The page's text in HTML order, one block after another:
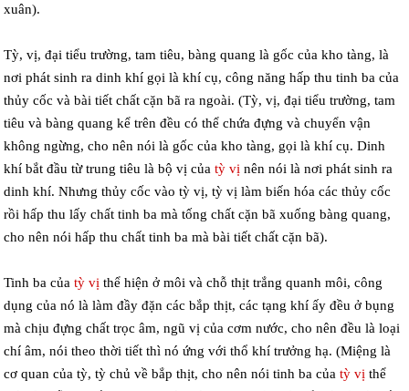
xuân).
Tỳ, vị, đại tiểu trường, tam tiêu, bàng quang là gốc của kho tàng, là
nơi phát sinh ra dinh khí gọi là khí cụ, công năng hấp thu tinh ba của
thủy cốc và bài tiết chất cặn bã ra ngoài. (Tỳ, vị, đại tiểu trường, tam
tiêu và bàng quang kể trên đều có thể chứa đựng và chuyển vận
không ngừng, cho nên nói là gốc của kho tàng, gọi là khí cụ. Dinh
khí bắt đầu từ trung tiêu là bộ vị củatỳ vị nên nói là nơi phát sinh ra
dinh khí. Nhưng thủy cốc vào tỳ vị, tỳ vị làm biến hóa các thủy cốc
rồi hấp thu lấy chất tinh ba mà tống chất cặn bã xuống bàng quang,
cho nên nói hấp thu chất tinh ba mà bài tiết chất cặn bã).
Tinh ba củatỳ vị thể hiện ở môi và chỗ thịt trắng quanh môi, công
dụng của nó là làm đầy đặn các bắp thịt, các tạng khí ấy đều ở bụng
mà chịu đựng chất trọc âm, ngũ vị của cơm nước, cho nên đều là loại
chí âm, nói theo thời tiết thì nó ứng với thổ khí trưởng hạ. (Miệng là
cơ quan của tỳ, tỳ chủ về bắp thịt, cho nên nói tinh ba củatỳ vị thể